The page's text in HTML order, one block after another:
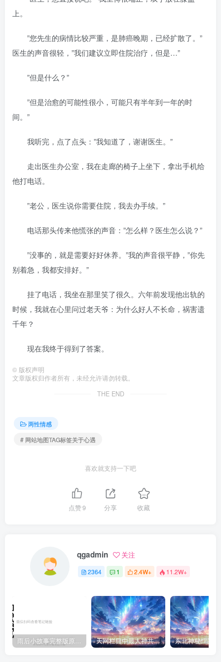
上。
”您先生的病情比较严重，是肺癌晚期，已经扩散了。”
医生的声音很轻，”我们建议立即住院治疗，但是…”
”但是什么？”
”但是治愈的可能性很小，可能只有半年到一年的时
间。”
我听完，点了点头：”我知道了，谢谢医生。”
走出医生办公室，我在走廊的椅子上坐下，拿出手机给
他打电话。
”老公，医生说你需要住院，我去办手续。”
电话那头传来他慌张的声音：”怎么样？医生怎么说？”
”没事的，就是需要好好休养。”我的声音很平静，”你先
别着急，我都安排好。”
挂了电话，我坐在那里笑了很久。六年前发现他出轨的
时候，我就在心里问过老天爷：为什么好人不长命，祸害遗
千年？
现在我终于得到了答案。
© 版权声明
文章版权归作者所有，未经允许请勿转载。
THE END
两性情感
# 网站地图TAG标签关于心遇
喜欢就支持一下吧
点赞9 分享 收藏
qgadmin 关注
2364 1 2.4W+ 11.2W+
雨后小故事完整版原片动态图（图+文字解说版） 天网栏目中最人神共愤的一期《消失的夫妻》